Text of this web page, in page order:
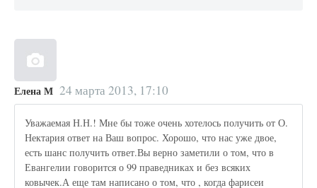
Елена М 24 марта 2013, 17:10
Уважаемая Н.Н.! Мне бы тоже очень хотелось получить от О.
Нектария ответ на Ваш вопрос. Хорошо, что нас уже двое,
есть шанс получить ответ.Вы верно заметили о том, что в
Евангелии говорится о 99 праведниках и без всяких
ковычек.А еще там написано о том, что , когда фарисеи